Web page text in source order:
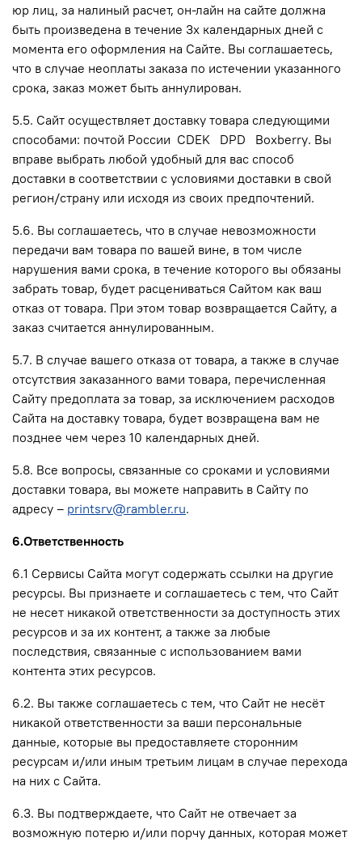
юр лиц, за налиный расчет, он-лайн на сайте должна
быть произведена в течение 3х календарных дней с
момента его оформления на Сайте. Вы соглашаетесь,
что в случае неоплаты заказа по истечении указанного
срока, заказ может быть аннулирован.
5.5. Сайт осуществляет доставку товара следующими
способами: почтой России CDEK DPD Boxberry. Вы
вправе выбрать любой удобный для вас способ
доставки в соответствии с условиями доставки в свой
регион/страну или исходя из своих предпочтений.
5.6. Вы соглашаетесь, что в случае невозможности
передачи вам товара по вашей вине, в том числе
нарушения вами срока, в течение которого вы обязаны
забрать товар, будет расцениваться Сайтом как ваш
отказ от товара. При этом товар возвращается Сайту, а
заказ считается аннулированным.
5.7. В случае вашего отказа от товара, а также в случае
отсутствия заказанного вами товара, перечисленная
Сайту предоплата за товар, за исключением расходов
Сайта на доставку товара, будет возвращена вам не
позднее чем через 10 календарных дней.
5.8. Все вопросы, связанные со сроками и условиями
доставки товара, вы можете направить в Сайту по
адресу – printsrv@rambler.ru.
6.Ответственность
6.1 Сервисы Сайта могут содержать ссылки на другие
ресурсы. Вы признаете и соглашаетесь с тем, что Сайт
не несет никакой ответственности за доступность этих
ресурсов и за их контент, а также за любые
последствия, связанные с использованием вами
контента этих ресурсов.
6.2. Вы также соглашаетесь с тем, что Сайт не несёт
никакой ответственности за ваши персональные
данные, которые вы предоставляете сторонним
ресурсам и/или иным третьим лицам в случае перехода
на них с Сайта.
6.3. Вы подтверждаете, что Сайт не отвечает за
возможную потерю и/или порчу данных, которая может